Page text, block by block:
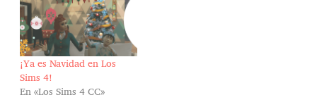
¡Ya es Navidad en Los
Sims 4!
En «Los Sims 4 CC»